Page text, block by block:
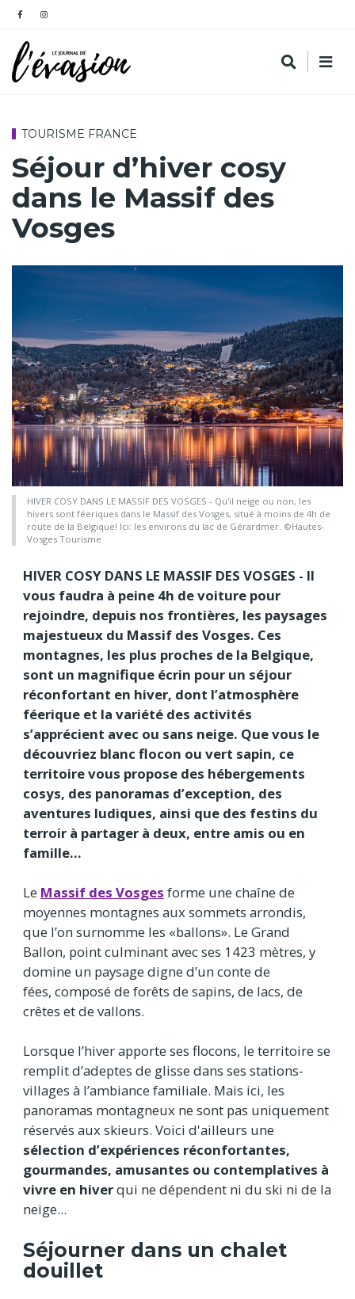
TOURISME FRANCE
Séjour d’hiver cosy
dans le Massif des
Vosges
HIVER COSY DANS LE MASSIF DES VOSGES - Qu'il neige ou non, les
hivers sont féeriques dans le Massif des Vosges, situé à moins de 4h de
route de la Belgique! Ici: les environs du lac de Gérardmer. ©Hautes-
Vosges Tourisme
HIVER COSY DANS LE MASSIF DES VOSGES - Il
vous faudra à peine 4h de voiture pour
rejoindre, depuis nos frontières, les paysages
majestueux du Massif des Vosges. Ces
montagnes, les plus proches de la Belgique,
sont un magnifique écrin pour un séjour
réconfortant en hiver, dont l’atmosphère
féerique et la variété des activités
s’apprécient avec ou sans neige. Que vous le
découvriez blanc flocon ou vert sapin, ce
territoire vous propose des hébergements
cosys, des panoramas d’exception, des
aventures ludiques, ainsi que des festins du
terroir à partager à deux, entre amis ou en
famille…
Le Massif des Vosges forme une chaîne de
moyennes montagnes aux sommets arrondis,
que l’on surnomme les «ballons». Le Grand
Ballon, point culminant avec ses 1423 mètres, y
domine un paysage digne d’un conte de
fées, composé de forêts de sapins, de lacs, de
crêtes et de vallons.
Lorsque l’hiver apporte ses flocons, le territoire se
remplit d’adeptes de glisse dans ses stations-
villages à l’ambiance familiale. Mais ici, les
panoramas montagneux ne sont pas uniquement
réservés aux skieurs. Voici d'ailleurs une
sélection d’expériences réconfortantes,
gourmandes, amusantes ou contemplatives à
vivre en hiverqui ne dépendent ni du ski ni de la
neige...
Séjourner dans un chalet
douillet